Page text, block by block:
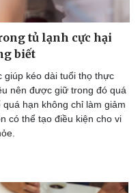
tủ lạnh cực hại
biết
giúp kéo dài tuổi thọ thực
nên được giữ trong đó quá
hạn không chỉ làm giảm
có thể tạo điều kiện cho vi